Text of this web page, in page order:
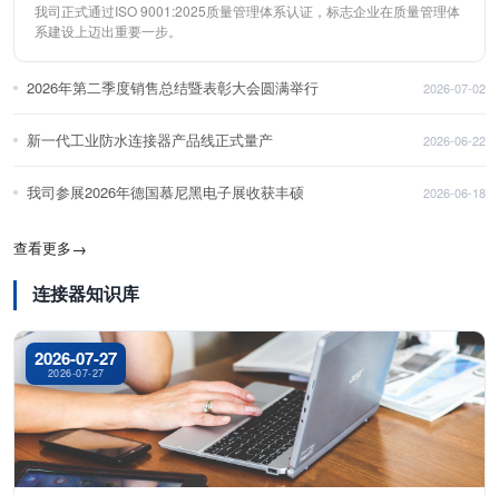
我司正式通过ISO 9001:2025质量管理体系认证，标志企业在质量管理体
系建设上迈出重要一步。
2026年第二季度销售总结暨表彰大会圆满举行 2026-07-02
新一代工业防水连接器产品线正式量产 2026-06-22
我司参展2026年德国慕尼黑电子展收获丰硕 2026-06-18
查看更多→
连接器知识库
2026-07-27
2026-07-27